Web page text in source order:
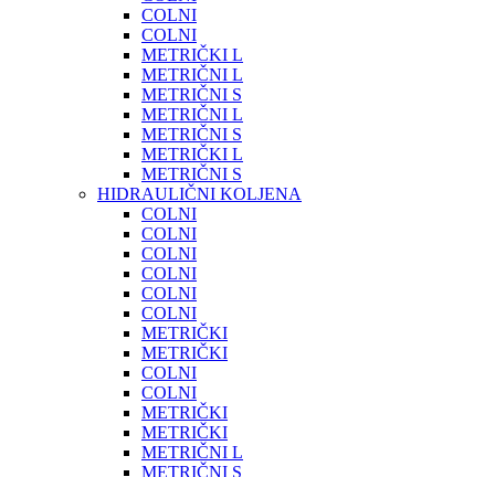
COLNI
COLNI
METRIČKI L
METRIČNI L
METRIČNI S
METRIČNI L
METRIČNI S
METRIČKI L
METRIČNI S
HIDRAULIČNI KOLJENA
COLNI
COLNI
COLNI
COLNI
COLNI
COLNI
METRIČKI
METRIČKI
COLNI
COLNI
METRIČKI
METRIČKI
METRIČNI L
METRIČNI S